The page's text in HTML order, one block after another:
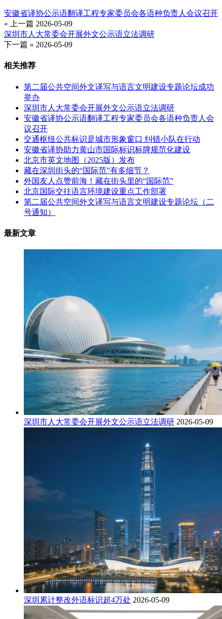
安徽省译协公示语翻译工程专家委员会各语种负责人会议召开
« 上一篇 2026-05-09
深圳市人大常委会开展外文公示语立法调研
下一篇 » 2026-05-09
相关推荐
第二届公共空间外文译写与语言文明建设专题论坛成功
举办
深圳市人大常委会开展外文公示语立法调研
安徽省译协公示语翻译工程专家委员会各语种负责人会
议召开
交通枢纽公共标识是城市形象窗口 纠错小队在行动
安徽省译协助力黄山市国际标识标牌规范化建设
北京市英文地图（2025版）发布
藏在深圳街头的“国际范”有多细节？
外国友人点赞前海！藏在街头里的“国际范”
北京国际交往语言环境建设重点工作部署
第二届公共空间外文译写与语言文明建设专题论坛（二
号通知）
最新文章
深圳市人大常委会开展外文公示语立法调研 2026-05-09
深圳累计整改外语标识超4万处 2026-05-09